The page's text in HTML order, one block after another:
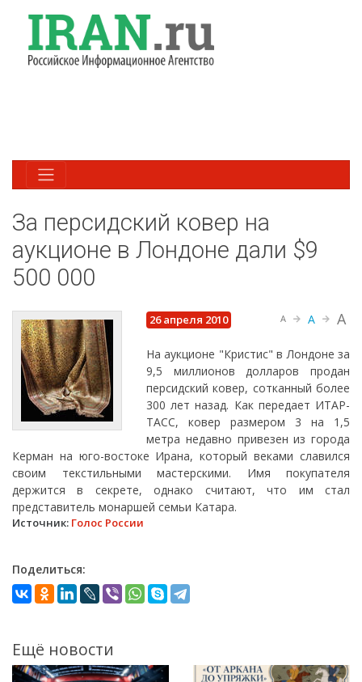
За персидский ковер на
аукционе в Лондоне дали $9
500 000
26 апреля 2010 A A A
На аукционе "Кристис" в Лондоне за
9,5 миллионов долларов продан
персидский ковер, сотканный более
300 лет назад. Как передает ИТАР-
ТАСС, ковер размером 3 на 1,5
метра недавно привезен из города
Керман на юго-востоке Ирана, который веками славился
своим текстильными мастерскими. Имя покупателя
держится в секрете, однако считают, что им стал
представитель монаршей семьи Катара.
Источник: Голос России
Поделиться:
Ещё новости